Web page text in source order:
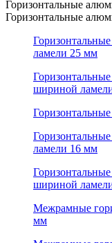
Горизонтальные
Горизонтальные
ламели 25 мм
шириной
ламели 16 мм
шириной
Межрамные
мм